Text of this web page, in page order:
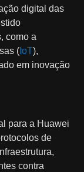
digital das
como a
( IoT),
em inovação
para a Huawei
de
contra